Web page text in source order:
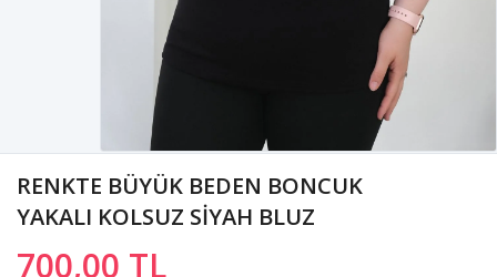
RENKTE BÜYÜK BEDEN BONCUK
YAKALI KOLSUZ SİYAH BLUZ
700,00 TL